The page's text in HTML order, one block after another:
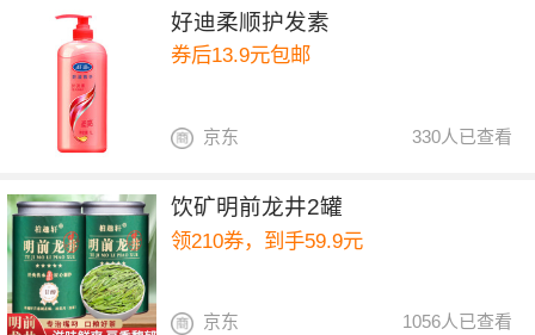
好迪柔顺护发素
券后13.9元包邮
330人已查看
京东
饮矿明前龙井2罐
领210券，到手59.9元
1056人已查看
京东